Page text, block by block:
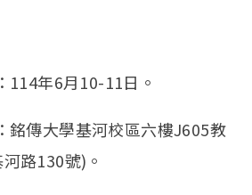
6月10-11日。
大學基河校區六樓J605教
路130號)。